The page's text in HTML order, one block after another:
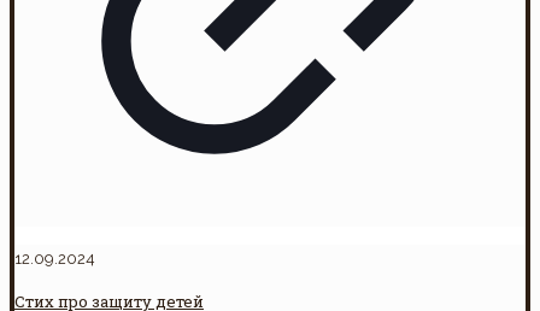
12.09.2024
Стих про защиту детей